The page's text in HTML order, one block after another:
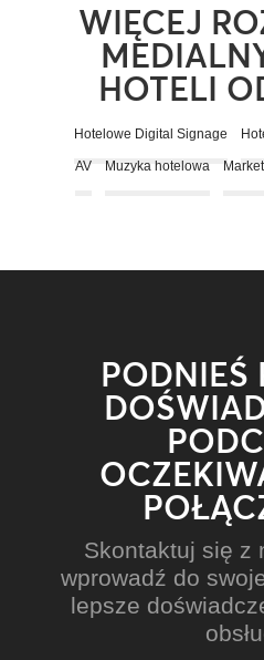
WIĘCEJ
HOTELI
Hotelowe Digital Signage
AV Muzyka hotelowa
PODNIEŚ
Skontaktuj się z
wprowadź do
lepsze